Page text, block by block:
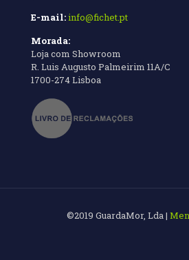
E-mail:info@fichet.pt
Morada:
Loja com Showroom
R. Luis Augusto Palmeirim 11A/C
1700-274 Lisboa
©2019 GuardaMor, Lda |